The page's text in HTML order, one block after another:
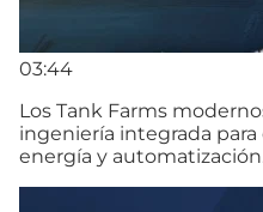
03:44
Los Tank Farms
ingeniería integrada
energía y